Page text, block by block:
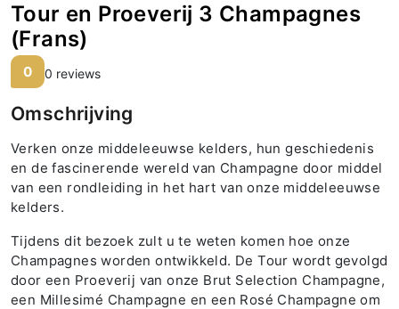
Tour en Proeverij 3 Champagnes
(Frans)
0 0 reviews
Omschrijving
Verken onze middeleeuwse kelders, hun geschiedenis
en de fascinerende wereld van Champagne door middel
van een rondleiding in het hart van onze middeleeuwse
kelders.
Tijdens dit bezoek zult u te weten komen hoe onze
Champagnes worden ontwikkeld. De Tour wordt gevolgd
door een Proeverij van onze Brut Selection Champagne,
een Millesimé Champagne en een Rosé Champagne om